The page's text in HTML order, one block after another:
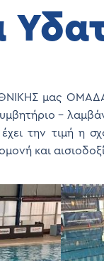
μας
–
την τιμή η
και